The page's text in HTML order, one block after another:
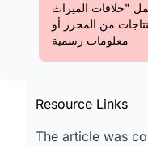
"خلافات الميراث
من المحرر أو
معلومات رسمية
Resource Links
The article was